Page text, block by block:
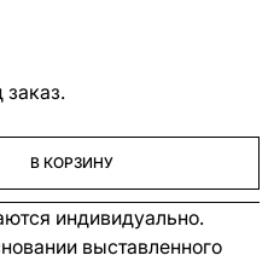
В КОРЗИНУ
индивидуально.
выставленного